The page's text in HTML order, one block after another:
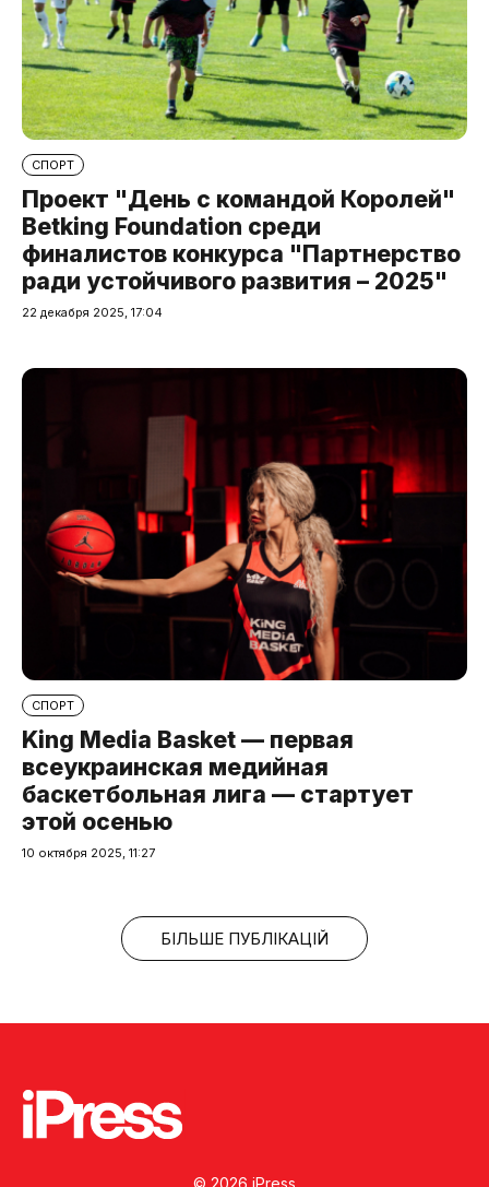
СПОРТ
Проект "День с командой Королей"
Betking Foundation среди
финалистов конкурса "Партнерство
ради устойчивого развития – 2025"
22 декабря 2025, 17:04
СПОРТ
King Media Basket — первая
всеукраинская медийная
баскетбольная лига — стартует
этой осенью
10 октября 2025, 11:27
БІЛЬШЕ ПУБЛІКАЦІЙ
© 2026 iPress